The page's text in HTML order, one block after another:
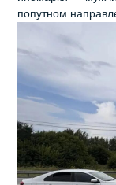
попутном